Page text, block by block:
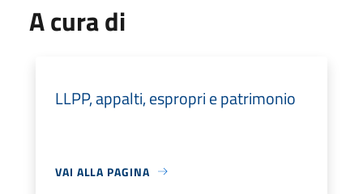
A cura di
LLPP, appalti, espropri e patrimonio
VAI ALLA PAGINA